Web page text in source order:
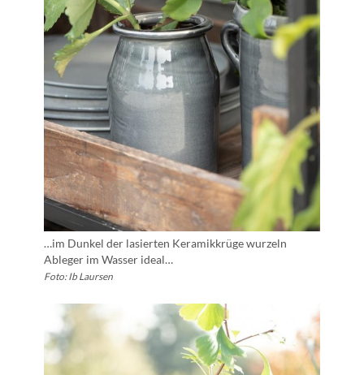
…im Dunkel der lasierten Keramikkrüge wurzeln
Ableger im Wasser ideal…
Foto: Ib Laursen